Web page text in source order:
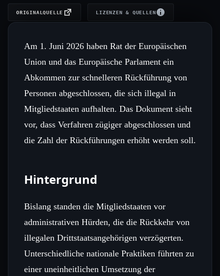
ORIGINALQUELLE LIZENZEN & QUELLEN
Am 1. Juni 2026 haben Rat der Europäischen
Union und das Europäische Parlament ein
Abkommen zur schnelleren Rückführung von
Personen abgeschlossen, die sich illegal in
Mitgliedstaaten aufhalten. Das Dokument sieht
vor, dass Verfahren zügiger abgeschlossen und
die Zahl der Rückführungen erhöht werden soll.
Hintergrund
Bislang standen die Mitgliedstaaten vor
administrativen Hürden, die die Rückkehr von
illegalen Drittstaatsangehörigen verzögerten.
Unterschiedliche nationale Praktiken führten zu
einer uneinheitlichen Umsetzung der